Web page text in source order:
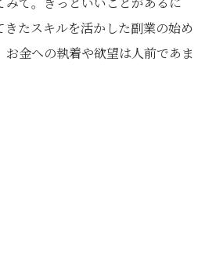
たスキルを活かした副業の始め
金への執着や欲望は人前であま